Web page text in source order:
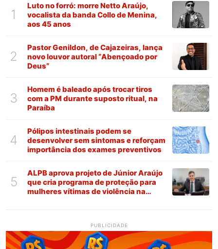
1
Luto no forró: morre Netto Araújo,
vocalista da banda Collo de Menina,
aos 45 anos
2
Pastor Genildon, de Cajazeiras, lança
novo louvor autoral “Abençoado por
Deus”
3
Homem é baleado após trocar tiros
com a PM durante suposto ritual, na
Paraíba
4
Pólipos intestinais podem se
desenvolver sem sintomas e reforçam
importância dos exames preventivos
5
ALPB aprova projeto de Júnior Araújo
que cria programa de proteção para
mulheres vítimas de violência na
PUBLICIDADE